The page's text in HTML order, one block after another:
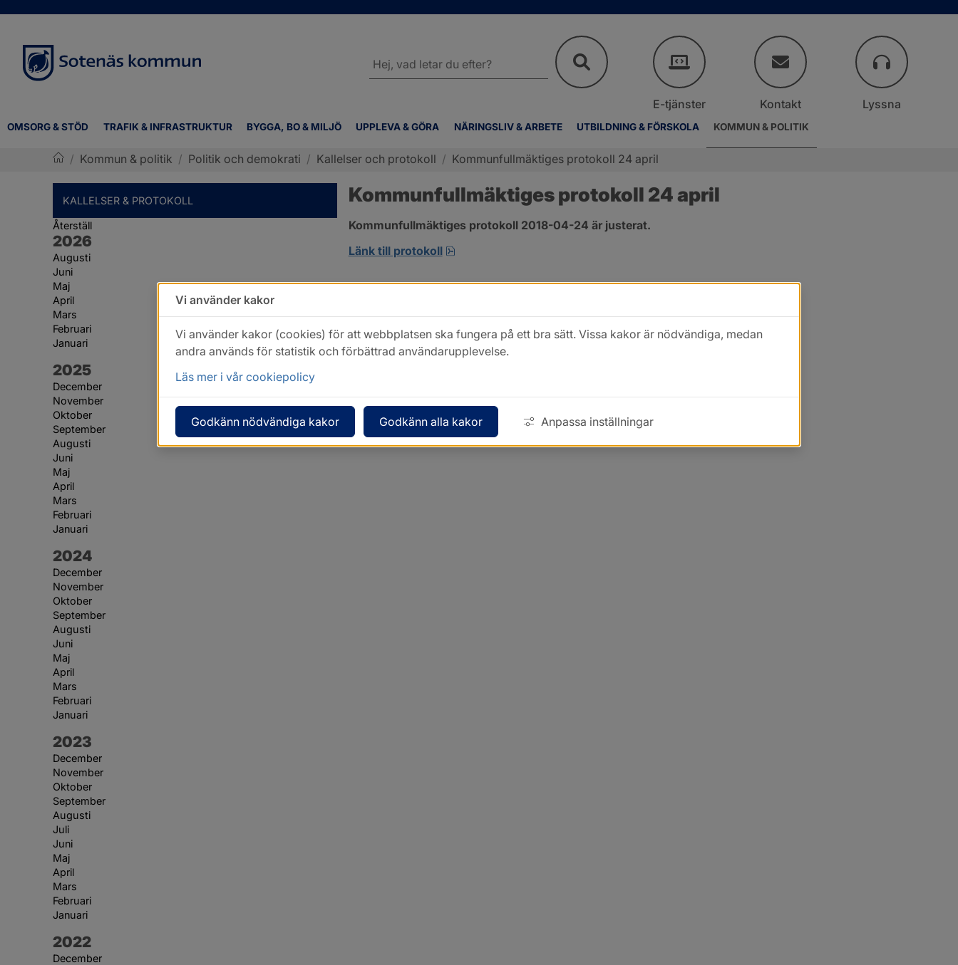
OMSORG & STÖD TRAFIK & INFRASTRUKTUR BYGGA, BO & MILJÖ UPPLEVA & GÖRA NÄRINGSLIV & ARBETE UTBILDNING & FÖRSKOLA KOMMUN & POLITIK
webbplatsen
E-tjänster Kontakt Lyssna
/ Kommun & politik / Politik och demokrati / Kallelser och protokoll / Kommunfullmäktiges protokoll 24 april
KALLELSER & PROTOKOLL
Återställ
År:
2026
Augusti
Juni
Maj
April
Mars
Februari
Januari
År:
2025
December
November
Oktober
September
Augusti
Juni
Maj
April
Mars
Februari
Januari
År:
2024
December
November
Oktober
September
Augusti
Juni
Maj
April
Mars
Februari
Januari
År:
2023
December
November
Oktober
September
Augusti
Juli
Juni
Maj
April
Mars
Februari
Januari
År:
2022
December
Kommunfullmäktiges protokoll 24 april
Kommunfullmäktiges protokoll 2018-04-24 är justerat.
Länk till protokoll
pdf, 2.9 MB, öppnas i nytt fönster.
Vi använder kakor
Vi använder kakor (cookies) för att webbplatsen ska fungera på ett bra sätt. Vissa kakor är nödvändiga, medan
andra används för statistik och förbättrad användarupplevelse.
Läs mer i vår cookiepolicy
Godkänn nödvändiga kakor Godkänn alla kakor Anpassa inställningar